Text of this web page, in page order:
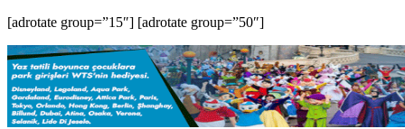
[adrotate group=”15″] [adrotate group=”50″]